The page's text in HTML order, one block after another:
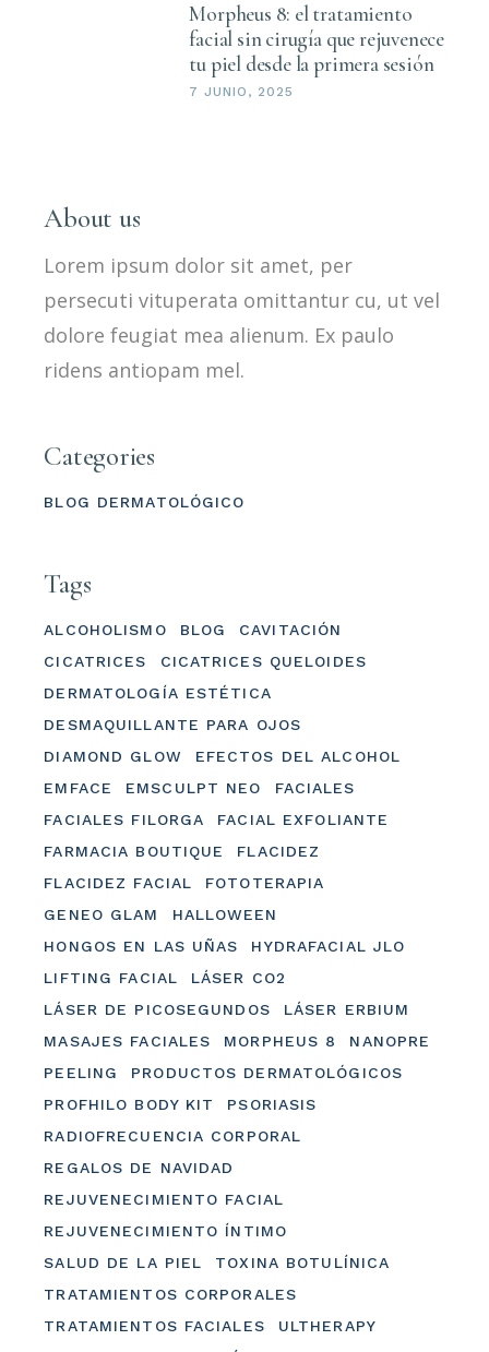
Morpheus 8: el tratamiento
facial sin cirugía que rejuvenece
tu piel desde la primera sesión
7 JUNIO, 2025
About us
Lorem ipsum dolor sit amet, per
persecuti vituperata omittantur cu, ut vel
dolore feugiat mea alienum. Ex paulo
ridens antiopam mel.
Categories
BLOG DERMATOLÓGICO
Tags
ALCOHOLISMO BLOG
CAVITACIÓN
CICATRICES
CICATRICES QUELOIDES
DERMATOLOGÍA ESTÉTICA
DESMAQUILLANTE PARA OJOS
DIAMOND GLOW
EFECTOS DEL ALCOHOL
EMFACE
EMSCULPT NEO
FACIALES
FACIALES FILORGA
FACIAL EXFOLIANTE
FARMACIA BOUTIQUE
FLACIDEZ
FLACIDEZ FACIAL
FOTOTERAPIA
GENEO GLAM
HALLOWEEN
HONGOS EN LAS UÑAS
HYDRAFACIAL JLO
LIFTING FACIAL
LÁSER CO2
LÁSER DE PICOSEGUNDOS
LÁSER ERBIUM
MASAJES FACIALES
MORPHEUS 8
NANOPRE
PEELING
PRODUCTOS DERMATOLÓGICOS
PROFHILO BODY KIT
PSORIASIS
RADIOFRECUENCIA CORPORAL
REGALOS DE NAVIDAD
REJUVENECIMIENTO FACIAL
REJUVENECIMIENTO ÍNTIMO
SALUD DE LA PIEL
TOXINA BOTULÍNICA
TRATAMIENTOS CORPORALES
TRATAMIENTOS FACIALES
ULTHERAPY